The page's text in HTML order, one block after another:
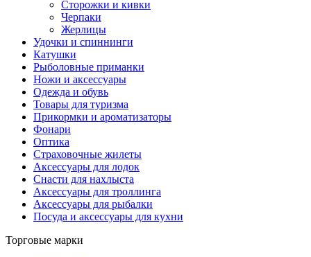
Сторожки и кивки
Черпаки
Жерлицы
Удочки и спиннинги
Катушки
Рыболовные приманки
Ножи и аксессуары
Одежда и обувь
Товары для туризма
Прикормки и ароматизаторы
Фонари
Оптика
Страховочные жилеты
Аксессуары для лодок
Снасти для нахлыста
Аксессуары для троллинга
Аксессуары для рыбалки
Посуда и аксессуары для кухни
Торговые марки